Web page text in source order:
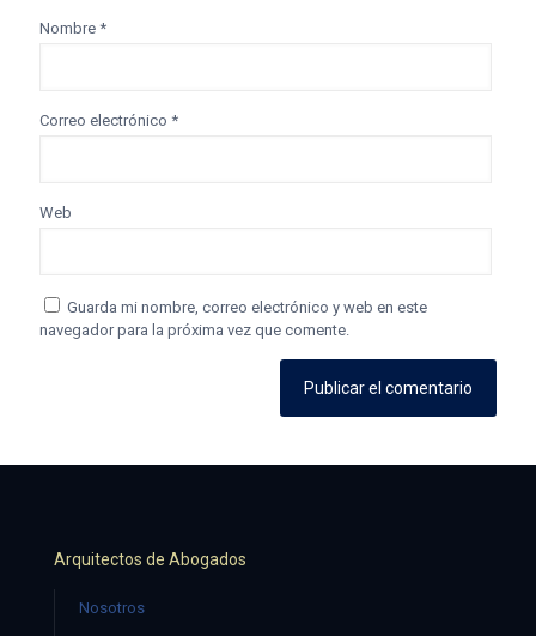
Nombre *
Correo electrónico *
Web
Guarda mi nombre, correo electrónico y web en este
navegador para la próxima vez que comente.
Arquitectos de Abogados
Nosotros